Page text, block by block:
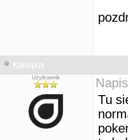
Kanopus
Użytkownik
Tu